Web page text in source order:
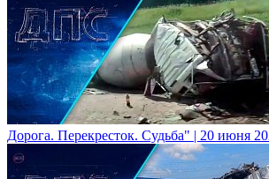
Дорога. Перекресток. Судьба" | 20 июня